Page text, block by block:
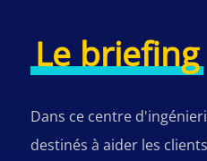
Le briefing
Dans ce centre
destinés à aider les